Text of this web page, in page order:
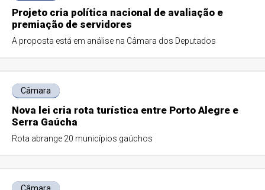
Projeto cria política nacional de avaliação e
premiação de servidores
A proposta está em análise na Câmara dos Deputados
Câmara
Nova lei cria rota turística entre Porto Alegre e
Serra Gaúcha
Rota abrange 20 municípios gaúchos
Câmara